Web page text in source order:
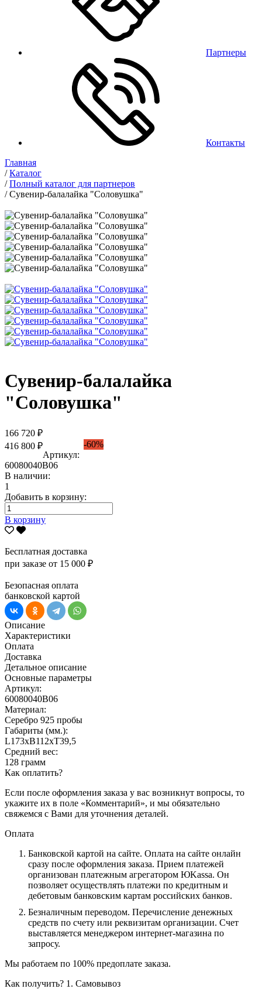
Партнеры
Контакты
Главная
/Каталог
/Полный каталог для партнеров
/Сувенир-балалайка "Соловушка"
Сувенир-балалайка
"Соловушка"
166 720 ₽
416 800 ₽
-60%
Артикул:
60080040В06
В наличии:
1
Добавить в корзину:
В корзину
Бесплатная доставка
при заказе от 15 000 ₽
Безопасная оплата
банковской картой
Описание
Характеристики
Оплата
Доставка
Детальное описание
Основные параметры
Артикул:
60080040В06
Материал:
Серебро 925 пробы
Габариты (мм.):
L173хB112хT39,5
Средний вес:
128 грамм
Как оплатить?
Если после оформления заказа у вас возникнут вопросы, то
укажите их в поле «Комментарий», и мы обязательно
свяжемся с Вами для уточнения деталей.
Оплата
Банковской картой на сайте. Оплата на сайте онлайн
сразу после оформления заказа. Прием платежей
организован платежным агрегатором ЮKassa. Он
позволяет осуществлять платежи по кредитным и
дебетовым банковским картам российских банков.
Безналичным переводом. Перечисление денежных
средств по счету или реквизитам организации. Счет
выставляется менеджером интернет-магазина по
запросу.
Мы работаем по 100% предоплате заказа.
Как получить? 1. Самовывоз